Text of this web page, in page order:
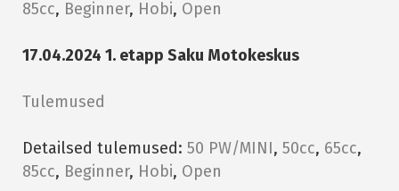
85cc, Beginner, Hobi, Open
17.04.2024 1. etapp Saku Motokeskus
Tulemused
Detailsed tulemused: 50 PW/MINI, 50cc, 65cc,
85cc, Beginner, Hobi, Open